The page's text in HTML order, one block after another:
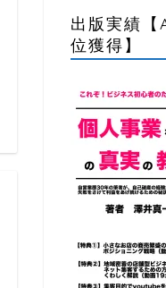
出版実績【
位獲得】